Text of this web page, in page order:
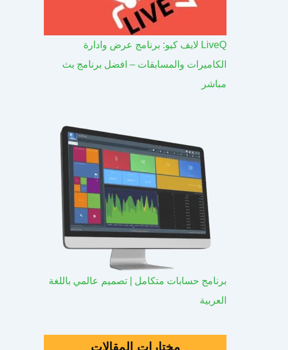
LiveQ لايف كيو: برنامج عرض وادارة
الكاميرات والمسابقات – افضل برنامج بث
مباشر
برنامج حسابات متكامل | تصميم عالمي باللغة
العربية
مختارات المقالات